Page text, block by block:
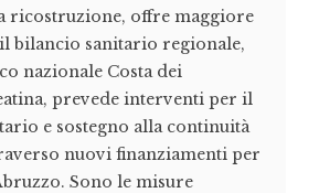
ricostruzione, offre maggiore
bilancio sanitario regionale,
nazionale Costa dei
prevede interventi per il
e sostegno alla continuità
nuovi finanziamenti per
Sono le misure